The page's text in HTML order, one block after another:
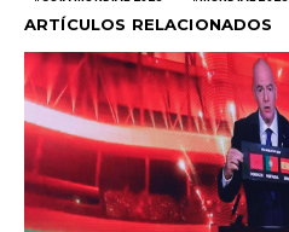
ARTÍCULOS RELACIONADOS